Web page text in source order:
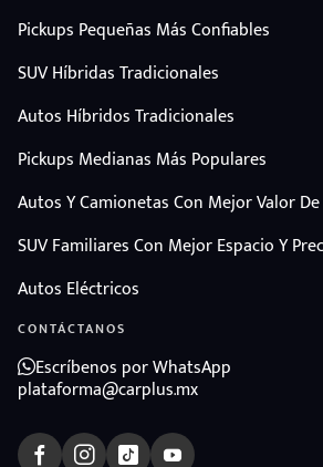
Pickups Pequeñas Más Confiables
SUV Híbridas Tradicionales
Autos Híbridos Tradicionales
Pickups Medianas Más Populares
Autos Y Camionetas Con Mejor Valor
SUV Familiares Con Mejor Espacio Y
Autos Eléctricos
CONTÁCTANOS
Escríbenos por WhatsApp
plataforma@carplus.mx